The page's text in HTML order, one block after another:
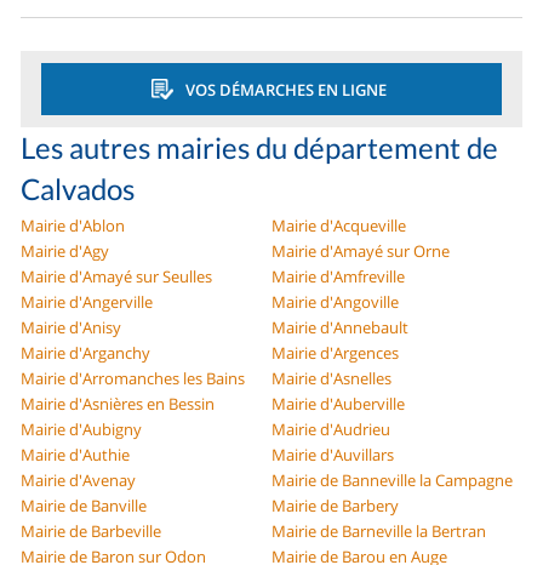
VOS DÉMARCHES EN LIGNE
Les autres mairies du département de
Calvados
Mairie d'Ablon
Mairie d'Acqueville
Mairie d'Agy
Mairie d'Amayé sur Orne
Mairie d'Amayé sur Seulles
Mairie d'Amfreville
Mairie d'Angerville
Mairie d'Angoville
Mairie d'Anisy
Mairie d'Annebault
Mairie d'Arganchy
Mairie d'Argences
Mairie d'Arromanches les Bains
Mairie d'Asnelles
Mairie d'Asnières en Bessin
Mairie d'Auberville
Mairie d'Aubigny
Mairie d'Audrieu
Mairie d'Authie
Mairie d'Auvillars
Mairie d'Avenay
Mairie de Banneville la Campagne
Mairie de Banville
Mairie de Barbery
Mairie de Barbeville
Mairie de Barneville la Bertran
Mairie de Baron sur Odon
Mairie de Barou en Auge